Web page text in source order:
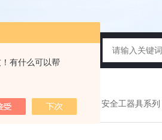
有什么可以帮
>首页 产品展示 电力安全工器具系列